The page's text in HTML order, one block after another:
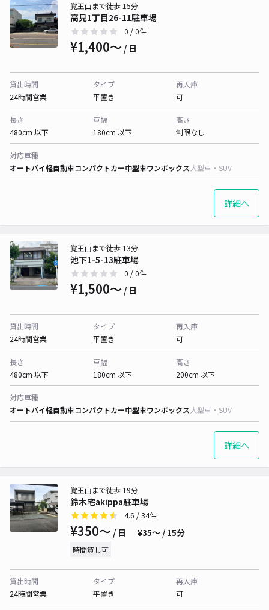
高見1丁目26-11駐車場
覚王山まで徒歩 15分
0 / 0件
¥1,400〜 / 日
貸出時間
24時間営業
タイプ
平置き
再入庫
可
長さ
480cm 以下
車幅
180cm 以下
高さ
制限なし
対応車種
オートバイ軽自動車コンパクトカー中型車ワンボックス大型車・SUV
詳細へ
池下1-5-13駐車場
覚王山まで徒歩 13分
0 / 0件
¥1,500〜 / 日
貸出時間
24時間営業
タイプ
平置き
再入庫
可
長さ
480cm 以下
車幅
180cm 以下
高さ
200cm 以下
対応車種
オートバイ軽自動車コンパクトカー中型車ワンボックス大型車・SUV
詳細へ
鈴木宅akippa駐車場
覚王山まで徒歩 19分
4.6 / 34件
¥350〜 / 日 ¥35〜 / 15分
時間貸し可
貸出時間
24時間営業
タイプ
平置き
再入庫
可